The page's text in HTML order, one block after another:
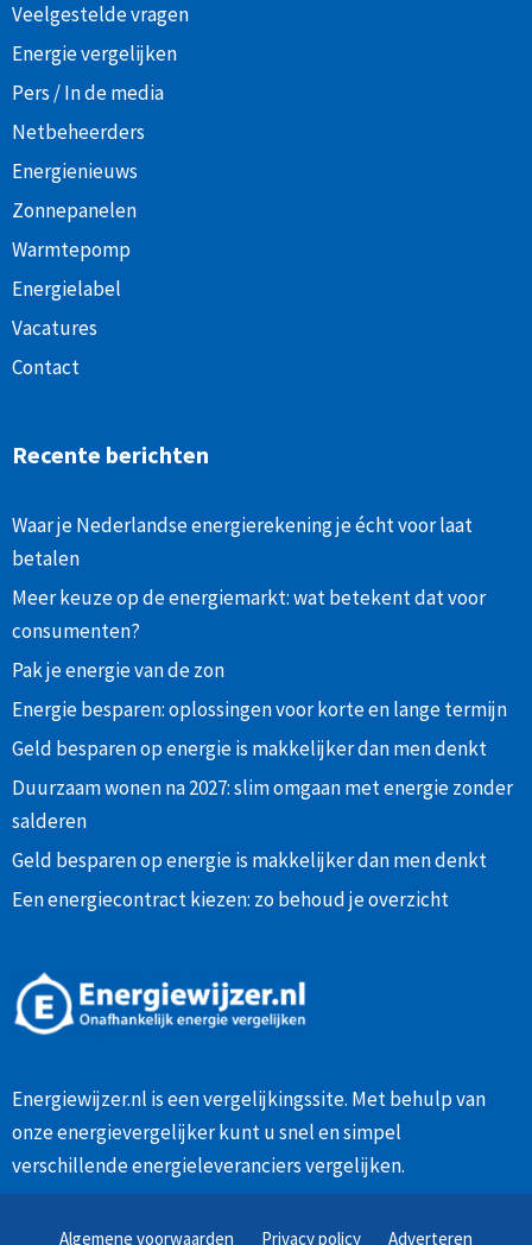
Veelgestelde vragen
Energie vergelijken
Pers / In de media
Netbeheerders
Energienieuws
Zonnepanelen
Warmtepomp
Energielabel
Vacatures
Contact
Recente berichten
Waar je Nederlandse energierekening je écht voor laat
betalen
Meer keuze op de energiemarkt: wat betekent dat voor
consumenten?
Pak je energie van de zon
Energie besparen: oplossingen voor korte en lange termijn
Geld besparen op energie is makkelijker dan men denkt
Duurzaam wonen na 2027: slim omgaan met energie zonder
salderen
Geld besparen op energie is makkelijker dan men denkt
Een energiecontract kiezen: zo behoud je overzicht
Energiewijzer.nl is een vergelijkingssite. Met behulp van
onzeenergievergelijkerkunt u snel en simpel
verschillende energieleveranciers vergelijken.
Algemene voorwaarden Privacy policy Adverteren